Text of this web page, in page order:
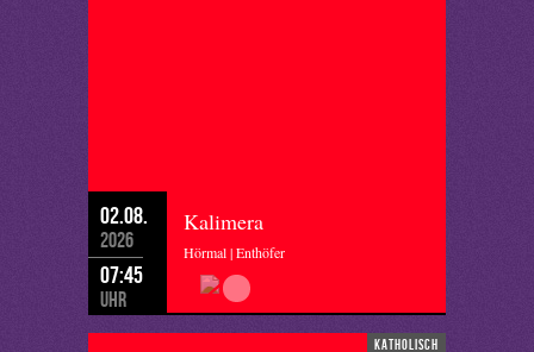
02.08.
2026
07:45
Uhr
Kalimera
Hörmal | Enthöfer
katholisch